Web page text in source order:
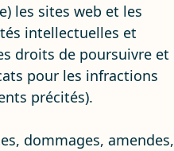
les sites web et les
intellectuelles et
droits de poursuivre et
pour les infractions
précités).
dommages, amendes,